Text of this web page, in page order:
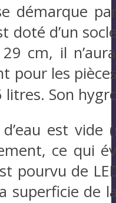
démarque
doté d’un
cm, il
pour les
litres. Son
est
ce qui
pourvu de
superficie de